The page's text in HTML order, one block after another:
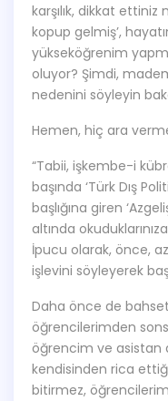
karşılık, dikkat ettiniz
kopup gelmiş’,
yükseköğrenim
oluyor? Şimdi,
nedenini söyleyin
Hemen, hiç ara
“Tabii, işkembe-i
başında ‘Türk Dış
başlığına giren
altında
İpucu olarak, önce,
işlevini söyleyerek
Daha önce de
öğrencilerimden
öğrencim ve asistan
kendisinden rica
bitirmez,